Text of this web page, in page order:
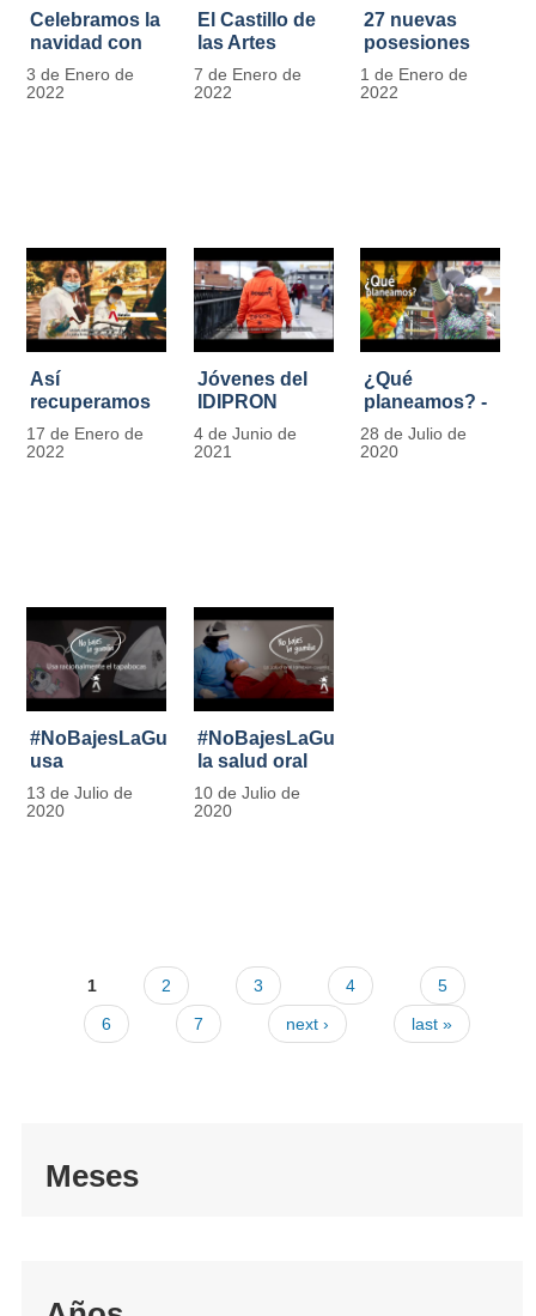
Celebramos la
navidad con
los Niños y
Niñas de los
3 de Enero de
2022
El Castillo de
las Artes
celebra su
primer año
7 de Enero de
2022
27 nuevas
posesiones
en el IDIPRON
1 de Enero de
2022
Así
recuperamos
las bancas del
Park Way
17 de Enero de
2022
Jóvenes del
IDIPRON
comprometidos
con la
4 de Junio de
2021
¿Qué
planeamos? -
Por Carlos
Marín, director
28 de Julio de
2020
#NoBajesLaGuardia:
usa
racionalmente
el tapabocas
13 de Julio de
2020
#NoBajesLaGuardia:
la salud oral
también
cuenta
10 de Julio de
2020
1 2 3 4
5
6
7 next › last »
Meses